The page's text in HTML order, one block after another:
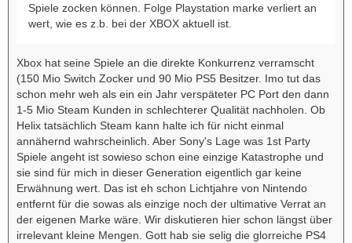
Spiele zocken können. Folge Playstation marke verliert an
wert, wie es z.b. bei der XBOX aktuell ist.
Xbox hat seine Spiele an die direkte Konkurrenz verramscht
(150 Mio Switch Zocker und 90 Mio PS5 Besitzer. Imo tut das
schon mehr weh als ein ein Jahr verspäteter PC Port den dann
1-5 Mio Steam Kunden in schlechterer Qualität nachholen. Ob
Helix tatsächlich Steam kann halte ich für nicht einmal
annähernd wahrscheinlich. Aber Sony's Lage was 1st Party
Spiele angeht ist sowieso schon eine einzige Katastrophe und
sie sind für mich in dieser Generation eigentlich gar keine
Erwähnung wert. Das ist eh schon Lichtjahre von Nintendo
entfernt für die sowas als einzige noch der ultimative Verrat an
der eigenen Marke wäre. Wir diskutieren hier schon längst über
irrelevant kleine Mengen. Gott hab sie selig die glorreiche PS4